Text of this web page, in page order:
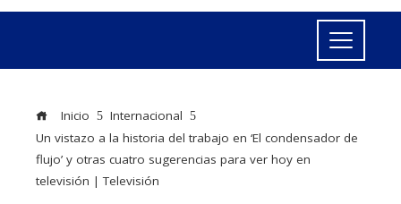
Inicio
Internacional
Un vistazo a la historia del trabajo en ‘El condensador de
flujo’ y otras cuatro sugerencias para ver hoy en
televisión | Televisión